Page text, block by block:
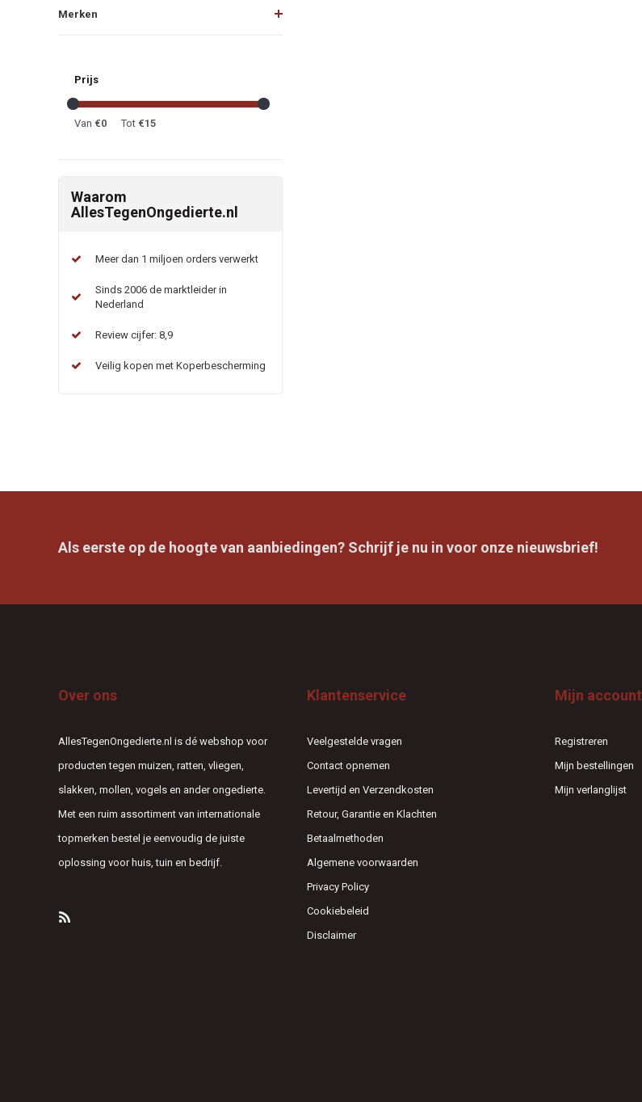
Merken
Prijs
Van €0 Tot €15
Waarom
AllesTegenOngedierte.nl
Meer dan 1 miljoen orders verwerkt
Sinds 2006 de marktleider in
Nederland
Review cijfer: 8,9
Veilig kopen met Koperbescherming
Als eerste op de hoogte van aanbiedingen? Schrijf je nu in voor onze nieuwsbrief!
Over ons
AllesTegenOngedierte.nl is dé webshop voor
producten tegen muizen, ratten, vliegen,
slakken, mollen, vogels en ander ongedierte.
Met een ruim assortiment van internationale
topmerken bestel je eenvoudig de juiste
oplossing voor huis, tuin en bedrijf.
Klantenservice
Veelgestelde vragen
Contact opnemen
Levertijd en Verzendkosten
Retour, Garantie en Klachten
Betaalmethoden
Algemene voorwaarden
Privacy Policy
Cookiebeleid
Disclaimer
Mijn account
Registreren
Mijn bestellingen
Mijn verlanglijst